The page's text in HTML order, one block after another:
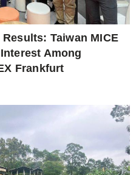
Taiwan MICE
Among
Frankfurt